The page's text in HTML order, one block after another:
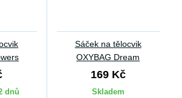
dnů
Sáček na tělocvik
OXYBAG Dream
169 Kč
Skladem